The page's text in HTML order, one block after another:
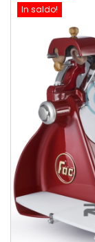
In saldo!